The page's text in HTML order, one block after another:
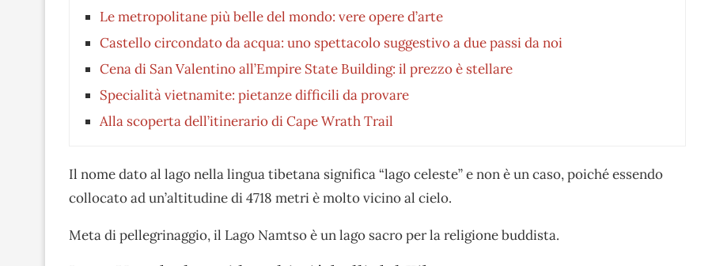
Le metropolitane più belle del mondo: vere opere d’arte
Castello circondato da acqua: uno spettacolo suggestivo a due passi da noi
Cena di San Valentino all’Empire State Building: il prezzo è stellare
Specialità vietnamite: pietanze difficili da provare
Alla scoperta dell’itinerario di Cape Wrath Trail
Il nome dato al lago nella lingua tibetana significa “lago celeste” e non è un caso, poiché essendo
collocato ad un’altitudine di 4718 metri è molto vicino al cielo.
Meta di pellegrinaggio, il Lago Namtso è un lago sacro per la religione buddista.